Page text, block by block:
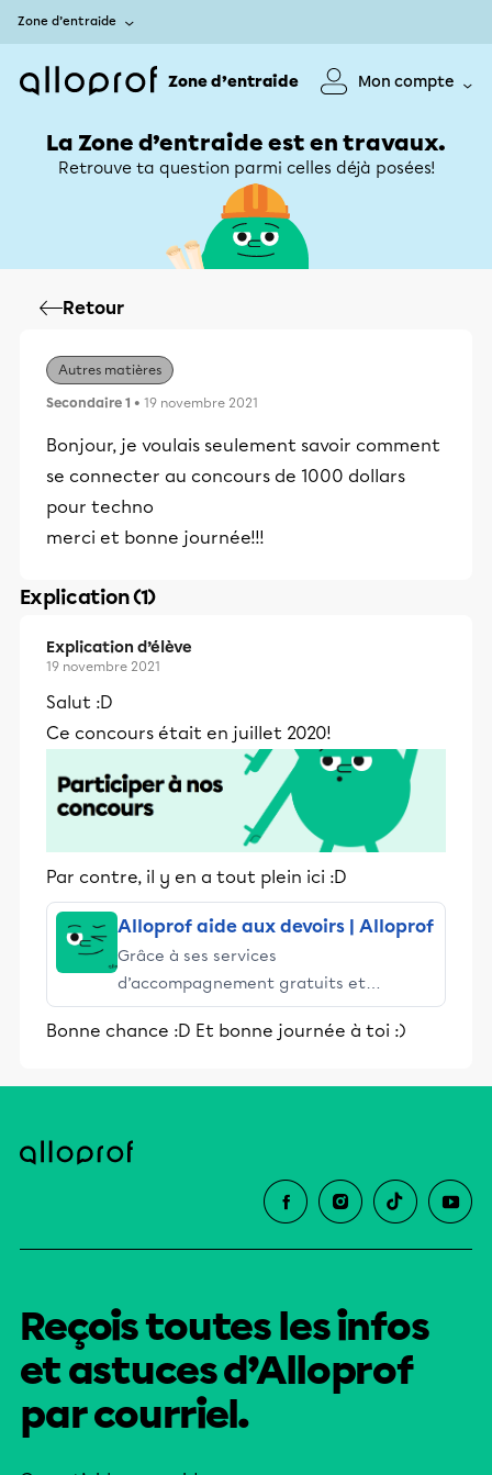
Zone d’entraide
Zone d’entraide Mon compte
La Zone d’entraide est en travaux.
Retrouve ta question parmi celles déjà posées!
Retour
Autres matières
Secondaire 1 • 19 novembre 2021
Bonjour, je voulais seulement savoir comment
se connecter au concours de 1000 dollars
pour techno
merci et bonne journée!!!
Explication (1)
Explication d’élève
19 novembre 2021
Salut :D
Ce concours était en juillet 2020!
Par contre, il y en a tout plein ici :D
Alloprof aide aux devoirs | Alloprof
Grâce à ses services
d’accompagnement gratuits et
stimulants, Alloprof engage les élèves
et leurs parents dans la réussite
Bonne chance :D Et bonne journée à toi :)
Reçois toutes les infos
et astuces d’Alloprof
par courriel.